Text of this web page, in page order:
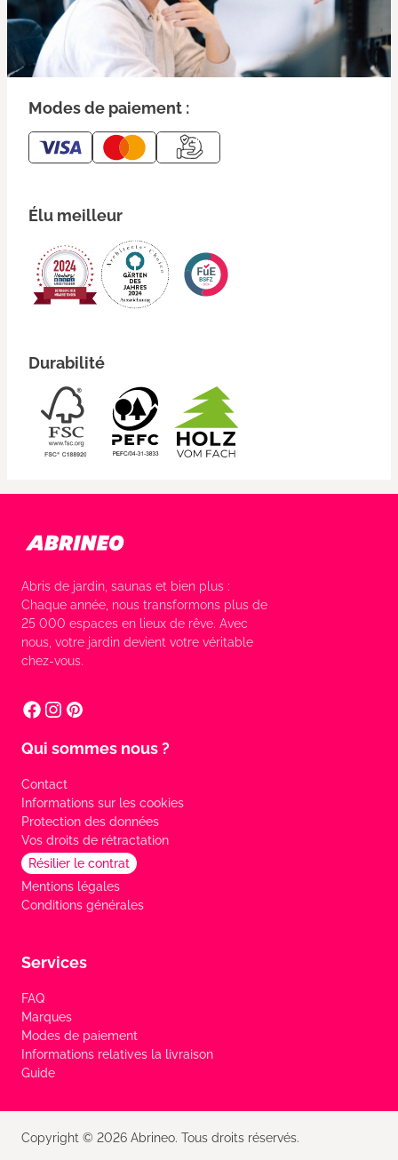
Modes de paiement :
Élu meilleur
Durabilité
Abris de jardin, saunas et bien plus :
Chaque année, nous transformons plus de
25 000 espaces en lieux de rêve. Avec
nous, votre jardin devient votre véritable
chez-vous.
Qui sommes nous ?
Contact
Informations sur les cookies
Protection des données
Vos droits de rétractation
Résilier le contrat
Mentions légales
Conditions générales
Services
FAQ
Marques
Modes de paiement
Informations relatives la livraison
Guide
Copyright © 2026 Abrineo. Tous droits réservés.